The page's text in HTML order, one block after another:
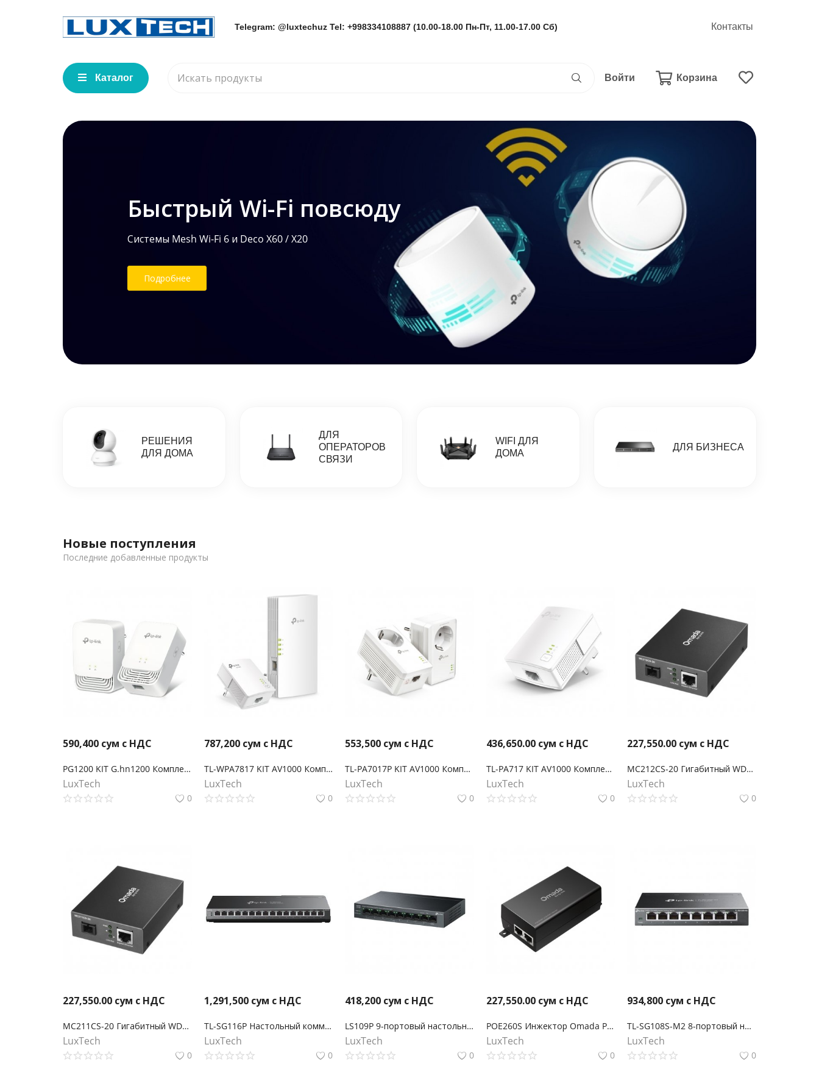
Telegram: @luxtechuz Tel: +998334108887 (10.00-18.00 Пн-Пт, 11.00-17.00 Сб) Контакты
Каталог Войти Корзина
Быстрый Wi-Fi повсюду
Системы Mesh Wi-Fi 6 и Deco X60 / X20
Подробнее
РЕШЕНИЯ
ДЛЯ ДОМА
ДЛЯ
ОПЕРАТОРОВ
СВЯЗИ
WIFI ДЛЯ
ДОМА
ДЛЯ БИЗНЕСА
Новые поступления
Последние добавленные продукты
590,400 сум с НДС
PG1200 KIT G.hn1200 Комплект гигабитных Powerline-адаптеров
LuxTech
0
787,200 сум с НДС
TL-WPA7817 KIT AV1000 Комплект гигабитных Powerline-адаптеров с AX1500 Wi-Fi 6
LuxTech
0
553,500 сум с НДС
TL-PA7017P KIT AV1000 Комплект гигабитных Powerline-адаптеров со встроенной розеткой
LuxTech
0
436,650.00 сум с НДС
TL-PA717 KIT AV1000 Комплект гигабитных адаптеров Powerline
LuxTech
0
227,550.00 сум с НДС
MC212CS-20 Гигабитный WDM медиаконвертер Omada
LuxTech
0
227,550.00 сум с НДС
MC211CS-20 Гигабитный WDM медиаконвертер Omada
LuxTech
0
1,291,500 сум с НДС
TL-SG116P Настольный коммутатор с 16 гигабитными портами PoE+
LuxTech
0
418,200 сум с НДС
LS109P 9-портовый настольный коммутатор 10/100 Мбит/с с 8-портами PoE+
LuxTech
0
227,550.00 сум с НДС
POE260S Инжектор Omada PoE+ 2,5 Гбит/с
LuxTech
0
934,800 сум с НДС
TL-SG108S-M2 8-портовый настольный коммутатор 2,5G Multi Gigabit
LuxTech
0